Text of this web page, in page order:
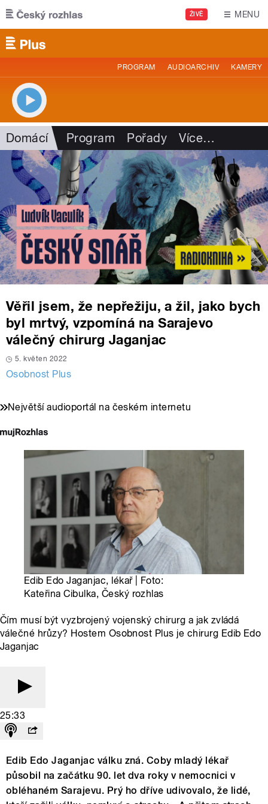
Přejít k hlavnímu obsahu
ŽIVĚ MENU
PROGRAM AUDIOARCHIV KAMERY
Domácí Program Pořady Více…
Věřil jsem, že nepřežiju, a žil, jako bych
byl mrtvý, vzpomíná na Sarajevo
válečný chirurg Jaganjac
5. květen 2022
Osobnost Plus
Největší audioportál na českém internetu
Edib Edo Jaganjac, lékař | Foto:
Kateřina Cibulka, Český rozhlas
Čím musí být vyzbrojený vojenský chirurg a jak zvládá
válečné hrůzy? Hostem Osobnost Plus je chirurg Edib Edo
Jaganjac
25:33
Edib Edo Jaganjac válku zná. Coby mladý lékař
působil na začátku 90. let dva roky v nemocnici v
obléhaném Sarajevu. Prý ho dříve udivovalo, že lidé,